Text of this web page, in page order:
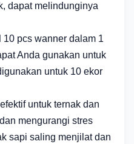
dapat melindunginya
pcs wanner dalam 1
Anda gunakan untuk
untuk 10 ekor
untuk ternak dan
mengurangi stres
sapi saling menjilat dan